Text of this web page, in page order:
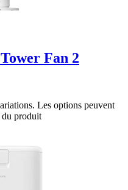
Fan 2
Les options peuvent
du produit